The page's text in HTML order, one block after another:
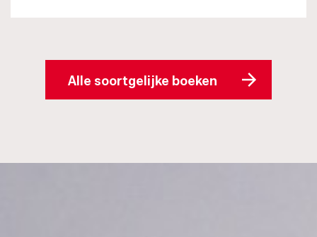
Alle soortgelijke boeken